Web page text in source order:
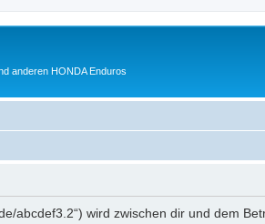
anderen HONDA Enduros
abcdef3.2“) wird zwischen dir und dem